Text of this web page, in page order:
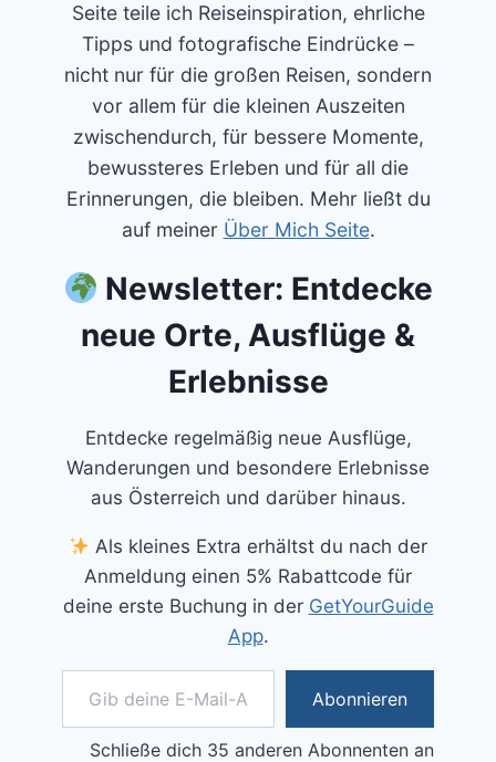
Seite teile ich Reiseinspiration, ehrliche
Tipps und fotografische Eindrücke –
nicht nur für die großen Reisen, sondern
vor allem für die kleinen Auszeiten
zwischendurch, für bessere Momente,
bewussteres Erleben und für all die
Erinnerungen, die bleiben. Mehr ließt du
auf meiner Über Mich Seite.
Newsletter: Entdecke
neue Orte, Ausflüge &
Erlebnisse
Entdecke regelmäßig neue Ausflüge,
Wanderungen und besondere Erlebnisse
aus Österreich und darüber hinaus.
Als kleines Extra erhältst du nach der
Anmeldung einen 5% Rabattcode für
deine erste Buchung in der GetYourGuide
App.
Gib deine E-Mail-Adresse ein ...
Abonnieren
Schließe dich 35 anderen Abonnenten an